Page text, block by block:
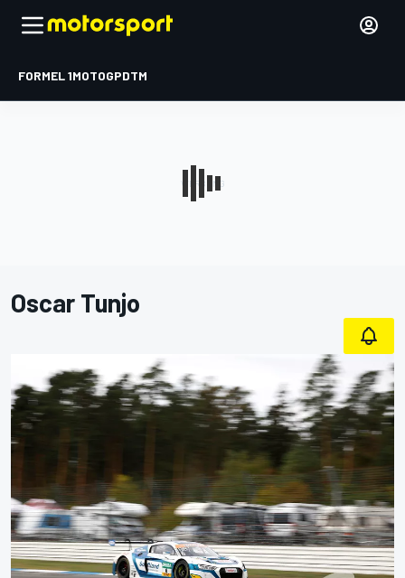
FORMEL 1MOTOGPDTM
Oscar Tunjo